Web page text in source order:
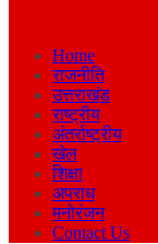
Home
राजनीति
उत्तराखंड
राष्ट्रीय
अंतर्राष्ट्रीय
खेल
शिक्षा
अपराध
मनोरंजन
Contact Us